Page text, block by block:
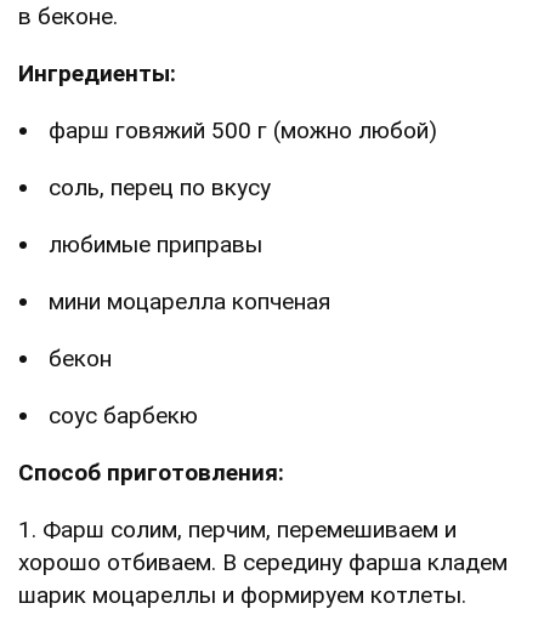
в беконе.
Ингредиенты:
фарш говяжий 500 г (можно любой)
соль, перец по вкусу
любимые приправы
мини моцарелла копченая
бекон
соус барбекю
Способ приготовления:
1. Фарш солим, перчим, перемешиваем и
хорошо отбиваем. В середину фарша кладем
шарик моцареллы и формируем котлеты.